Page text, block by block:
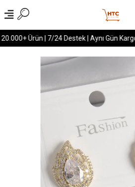
Ürün | 7/24 Destek | Aynı Gün Kargo